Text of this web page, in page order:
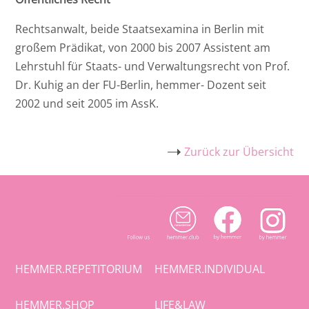
Rechtsanwalt, beide Staatsexamina in Berlin mit
großem Prädikat, von 2000 bis 2007 Assistent am
Lehrstuhl für Staats- und Verwaltungsrecht von Prof.
Dr. Kuhig an der FU-Berlin, hemmer- Dozent seit
2002 und seit 2005 im AssK.
Zurück zur Übersicht
HEMMER.REPETITORIUM HEMMER.INDIVIDUAL
HEMMER.SHOP LIFE&LAW
Ost
Rheinland-Pfalz
Saarland